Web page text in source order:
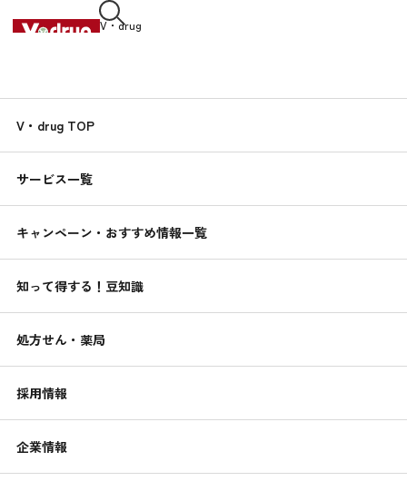
V・drug
V・drug TOP
サービス一覧
キャンペーン・おすすめ情報一覧
知って得する！豆知識
処方せん・薬局
採用情報
企業情報
くすりんの豆知識
イプ～
がされていますが、正しくつけていなければモレたり、赤ちゃ
んが心地よく過ごせない原因になってしまいます。
んがきついと感じない程度にピッタリつけるためにはどうした
子育ての豆知識